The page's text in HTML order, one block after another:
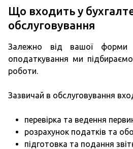
Що входить у
обслуговування
Залежно від вашої форми
оподаткування ми
роботи.
Зазвичай в обслуговування
перевірка та ведення
розрахунок податків та
підготовка та подання